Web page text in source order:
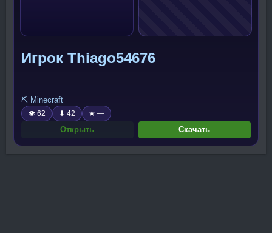
Игрок Thiago54676
⛏️ Minecraft
👁 62 ⬇ 42 ★ —
Открыть Скачать